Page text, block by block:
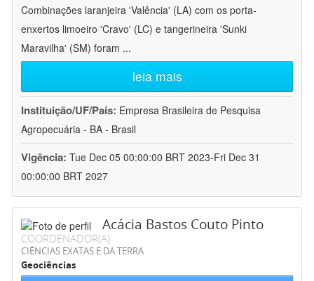
Combinações laranjeira 'Valência' (LA) com os porta-
enxertos limoeiro 'Cravo' (LC) e tangerineira 'Sunki
Maravilha' (SM) foram ...
leia mais
Instituição/UF/País: Empresa Brasileira de Pesquisa
Agropecuária - BA - Brasil
Vigência: Tue Dec 05 00:00:00 BRT 2023-Fri Dec 31
00:00:00 BRT 2027
Acácia Bastos Couto Pinto
COORDENADOR(A)
CIÊNCIAS EXATAS E DA TERRA
Geociências